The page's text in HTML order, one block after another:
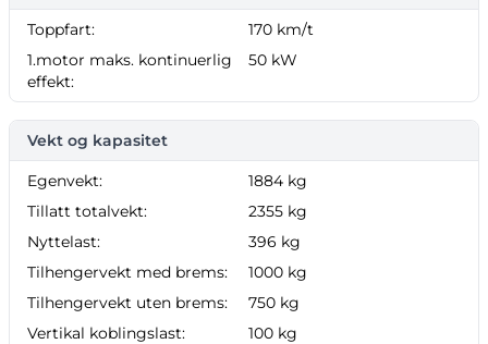
Toppfart:
170 km/t
1.motor maks. kontinuerlig
effekt:
50 kW
Vekt og kapasitet
Egenvekt:
1884 kg
Tillatt totalvekt:
2355 kg
Nyttelast:
396 kg
Tilhengervekt med brems:
1000 kg
Tilhengervekt uten brems:
750 kg
Vertikal koblingslast:
100 kg